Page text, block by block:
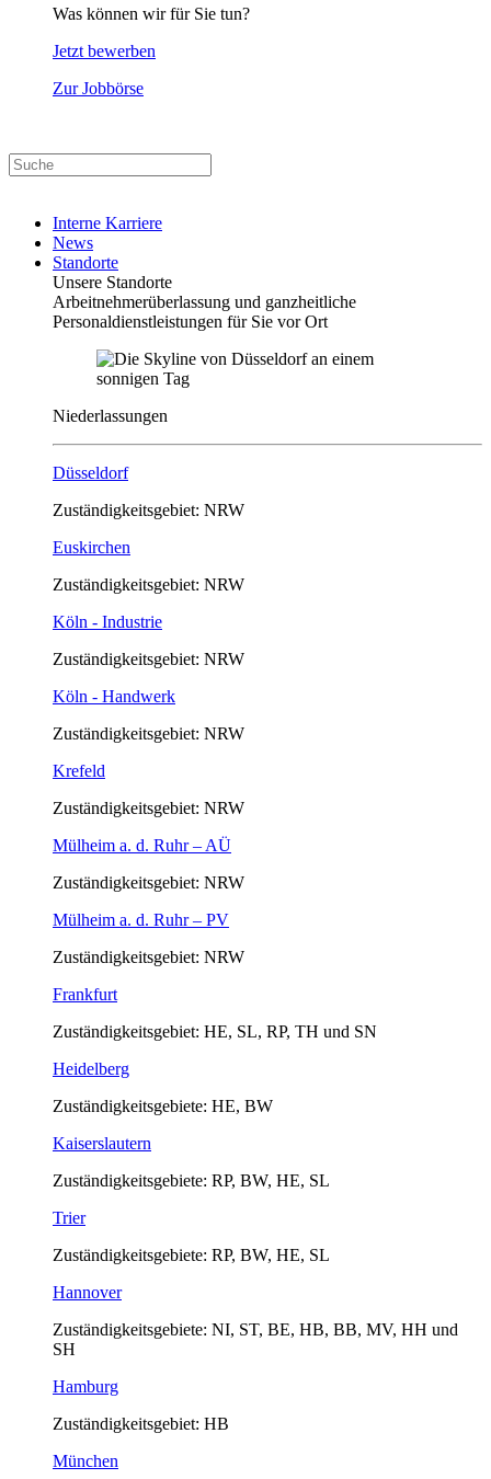
Was können wir für Sie tun?
Jetzt bewerben
Zur Jobbörse
Interne Karriere
News
Standorte
Unsere Standorte
Arbeitnehmerüberlassung und ganzheitliche
Personaldienstleistungen für Sie vor Ort
Niederlassungen
Düsseldorf
Zuständigkeitsgebiet: NRW
Euskirchen
Zuständigkeitsgebiet: NRW
Köln - Industrie
Zuständigkeitsgebiet: NRW
Köln - Handwerk
Zuständigkeitsgebiet: NRW
Krefeld
Zuständigkeitsgebiet: NRW
Mülheim a. d. Ruhr – AÜ
Zuständigkeitsgebiet: NRW
Mülheim a. d. Ruhr – PV
Zuständigkeitsgebiet: NRW
Frankfurt
Zuständigkeitsgebiet: HE, SL, RP, TH und SN
Heidelberg
Zuständigkeitsgebiete: HE, BW
Kaiserslautern
Zuständigkeitsgebiete: RP, BW, HE, SL
Trier
Zuständigkeitsgebiete: RP, BW, HE, SL
Hannover
Zuständigkeitsgebiete: NI, ST, BE, HB, BB, MV, HH und
SH
Hamburg
Zuständigkeitsgebiet: HB
München